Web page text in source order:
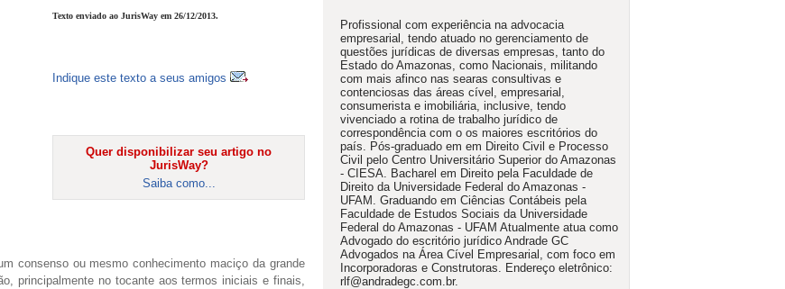
Profissional com experiência na advocacia
empresarial, tendo atuado no gerenciamento de
questões jurídicas de diversas empresas, tanto do
Estado do Amazonas, como Nacionais, militando
com mais afinco nas searas consultivas e
contenciosas das áreas cível, empresarial,
consumerista e imobiliária, inclusive, tendo
vivenciado a rotina de trabalho jurídico de
correspondência com o os maiores escritórios do
país. Pós-graduado em em Direito Civil e Processo
Civil pelo Centro Universitário Superior do Amazonas
- CIESA. Bacharel em Direito pela Faculdade de
Direito da Universidade Federal do Amazonas -
UFAM. Graduando em Ciências Contábeis pela
Faculdade de Estudos Sociais da Universidade
Federal do Amazonas - UFAM Atualmente atua como
Advogado do escritório jurídico Andrade GC
Advogados na Área Cível Empresarial, com foco em
Incorporadoras e Construtoras. Endereço eletrônico:
rlf@andradegc.com.br.
Texto enviado ao JurisWay em 26/12/2013.
Indique este texto a seus amigos
Quer disponibilizar seu artigo no
JurisWay?
Saiba como...
consenso ou mesmo conhecimento maciço da grande
principalmente no tocante aos termos iniciais e finais,